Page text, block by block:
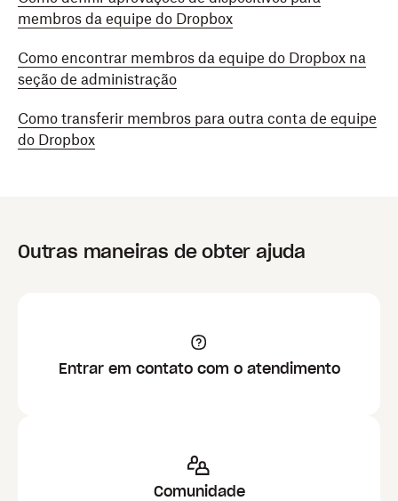
membros da equipe do Dropbox
Como encontrar membros da equipe do Dropbox na
seção de administração
Como transferir membros para outra conta de equipe
do Dropbox
Outras maneiras de obter ajuda
Entrar em contato com o atendimento
Comunidade